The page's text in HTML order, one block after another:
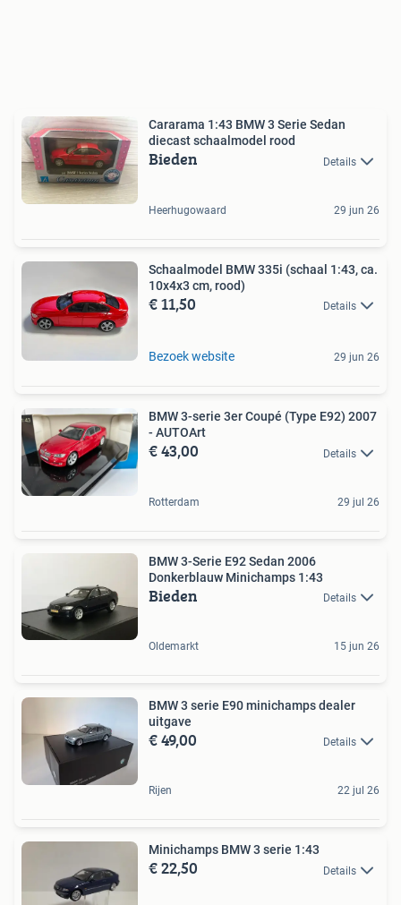
Cararama 1:43 BMW 3 Serie Sedan
diecast schaalmodel rood
Bieden Details
Heerhugowaard 29 jun 26
Schaalmodel BMW 335i (schaal 1:43, ca.
10x4x3 cm, rood)
€ 11,50 Details
Bezoek website 29 jun 26
BMW 3-serie 3er Coupé (Type E92) 2007
- AUTOArt
€ 43,00 Details
Rotterdam 29 jul 26
BMW 3-Serie E92 Sedan 2006
Donkerblauw Minichamps 1:43
Bieden Details
Oldemarkt 15 jun 26
BMW 3 serie E90 minichamps dealer
uitgave
€ 49,00 Details
Rijen 22 jul 26
Minichamps BMW 3 serie 1:43
€ 22,50 Details